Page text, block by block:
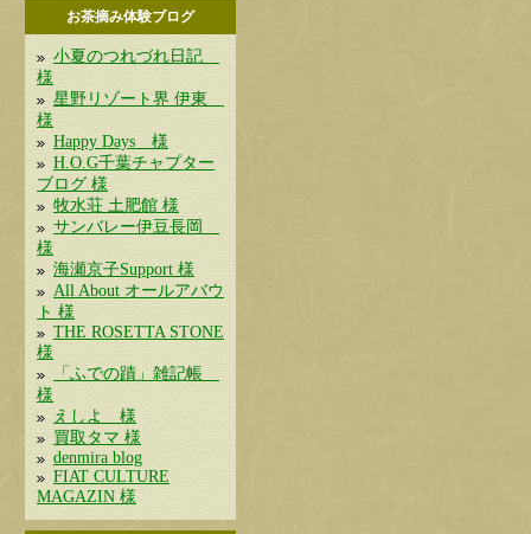
お茶摘み体験ブログ
小夏のつれづれ日記
様
星野リゾート界 伊東
様
Happy Days 様
H.O.G千葉チャプター
ブログ 様
牧水荘 土肥館 様
サンバレー伊豆長岡
様
海瀬京子Support 様
All About オールアバウ
ト 様
THE ROSETTA STONE
様
「ふでの蹟」雑記帳
様
えしよ 様
買取タマ 様
denmira blog
FIAT CULTURE
MAGAZIN 様